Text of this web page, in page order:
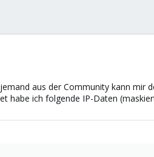
aus der Community kann mir
habe ich folgende IP-Daten